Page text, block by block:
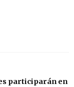
participarán en